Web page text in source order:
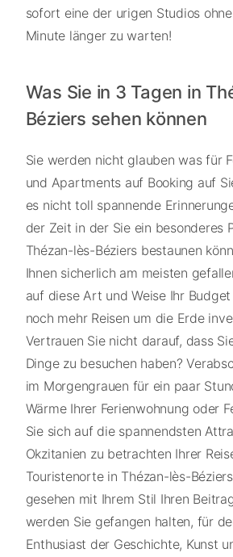
sofort eine der urigen Studios
Minute länger zu warten!
Was Sie in 3 Tagen in
Béziers sehen können
Sie werden nicht glauben was für
und Apartments auf Booking auf
es nicht toll spannende
der Zeit in der Sie ein besonderes
Thézan-lès-Béziers bestaunen
Ihnen sicherlich am meisten
auf diese Art und Weise Ihr
noch mehr Reisen um die Erde
Vertrauen Sie nicht darauf, dass
Dinge zu besuchen haben?
im Morgengrauen für ein paar
Wärme Ihrer Ferienwohnung oder
Sie sich auf die spannendsten
Okzitanien zu betrachten Ihrer
Touristenorte in Thézan-lès-
gesehen mit Ihrem Stil Ihren
werden Sie gefangen halten, für
Enthusiast der Geschichte, Kunst